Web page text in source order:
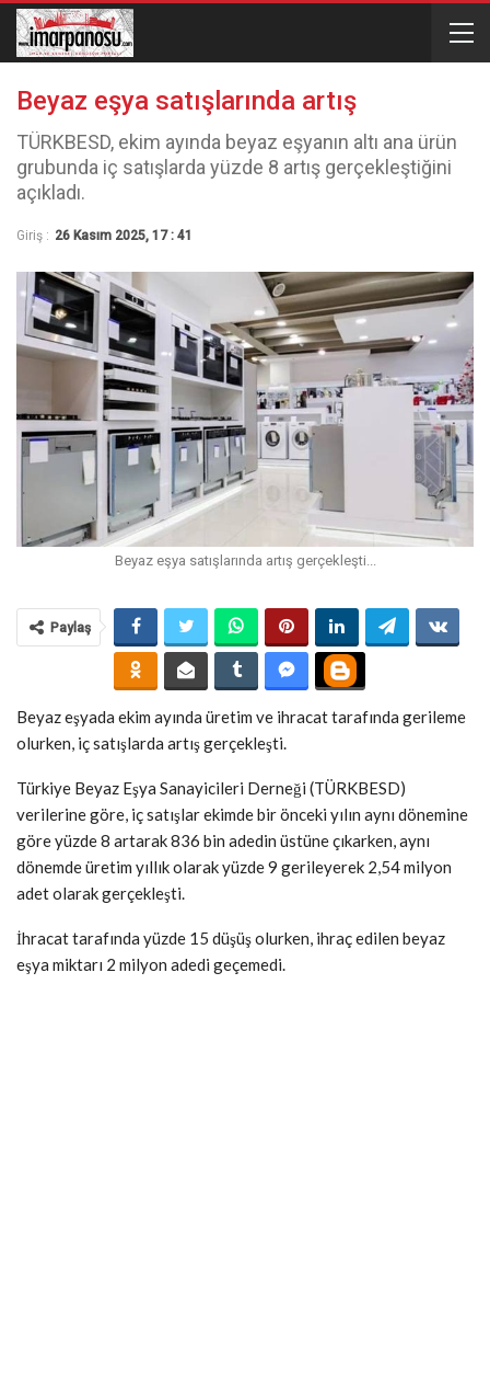
Beyaz eşya satışlarında artış
TÜRKBESD, ekim ayında beyaz eşyanın altı ana ürün
grubunda iç satışlarda yüzde 8 artış gerçekleştiğini
açıkladı.
Giriş : 26 Kasım 2025, 17 : 41
Beyaz eşya satışlarında artış gerçekleşti...
Paylaş
Beyaz eşyada ekim ayında üretim ve ihracat tarafında gerileme
olurken, iç satışlarda artış gerçekleşti.
Türkiye Beyaz Eşya Sanayicileri Derneği (TÜRKBESD)
verilerine göre, iç satışlar ekimde bir önceki yılın aynı dönemine
göre yüzde 8 artarak 836 bin adedin üstüne çıkarken, aynı
dönemde üretim yıllık olarak yüzde 9 gerileyerek 2,54 milyon
adet olarak gerçekleşti.
İhracat tarafında yüzde 15 düşüş olurken, ihraç edilen beyaz
eşya miktarı 2 milyon adedi geçemedi.